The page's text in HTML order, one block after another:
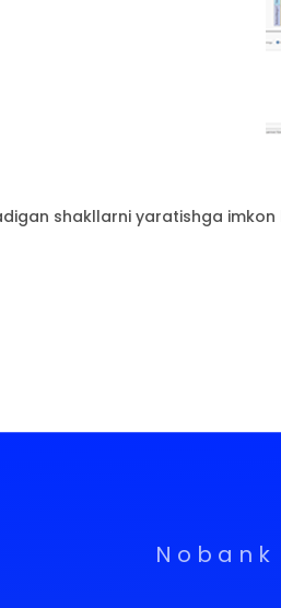
shakllarni yaratishga